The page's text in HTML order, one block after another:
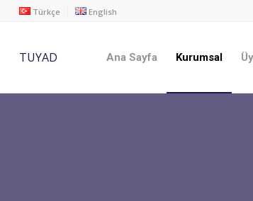
Türkçe English
TUYAD Ana Sayfa Kurumsal